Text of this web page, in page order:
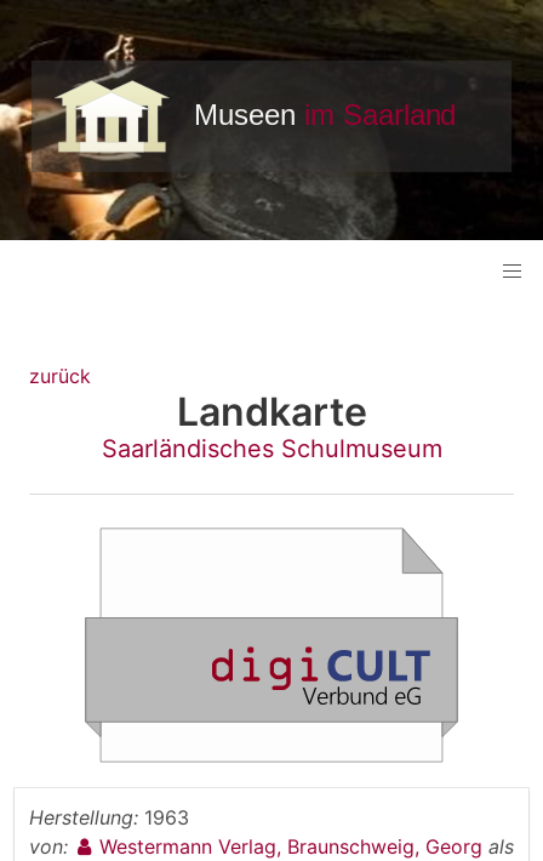
zurück
Landkarte
Saarländisches Schulmuseum
Herstellung: 1963
von:
Westermann Verlag, Braunschweig, Georg als